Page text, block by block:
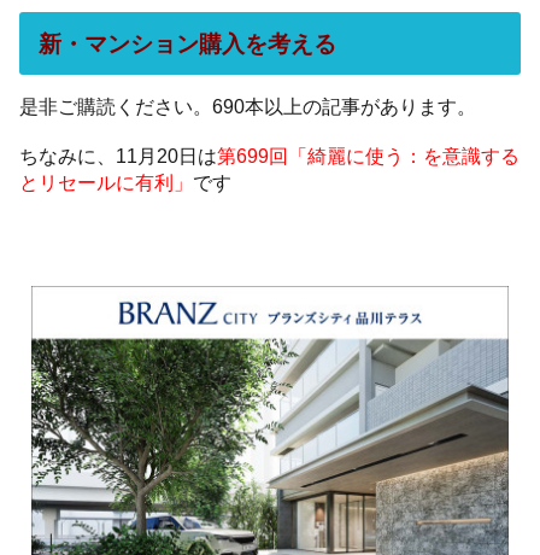
新・マンション購入を考える
是非ご購読ください。690本以上の記事があります。
ちなみに、11月20日は第699回「綺麗に使う：を意識する
とリセールに有利」 です